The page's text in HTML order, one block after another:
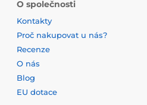
O společnosti
Kontakty
Proč nakupovat u nás?
Recenze
O nás
Blog
EU dotace